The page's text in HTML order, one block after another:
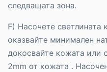
следващата зона.
F) Насочете светлината
оказвайте минимален
докосвайте кожата или
2mm от кожата .